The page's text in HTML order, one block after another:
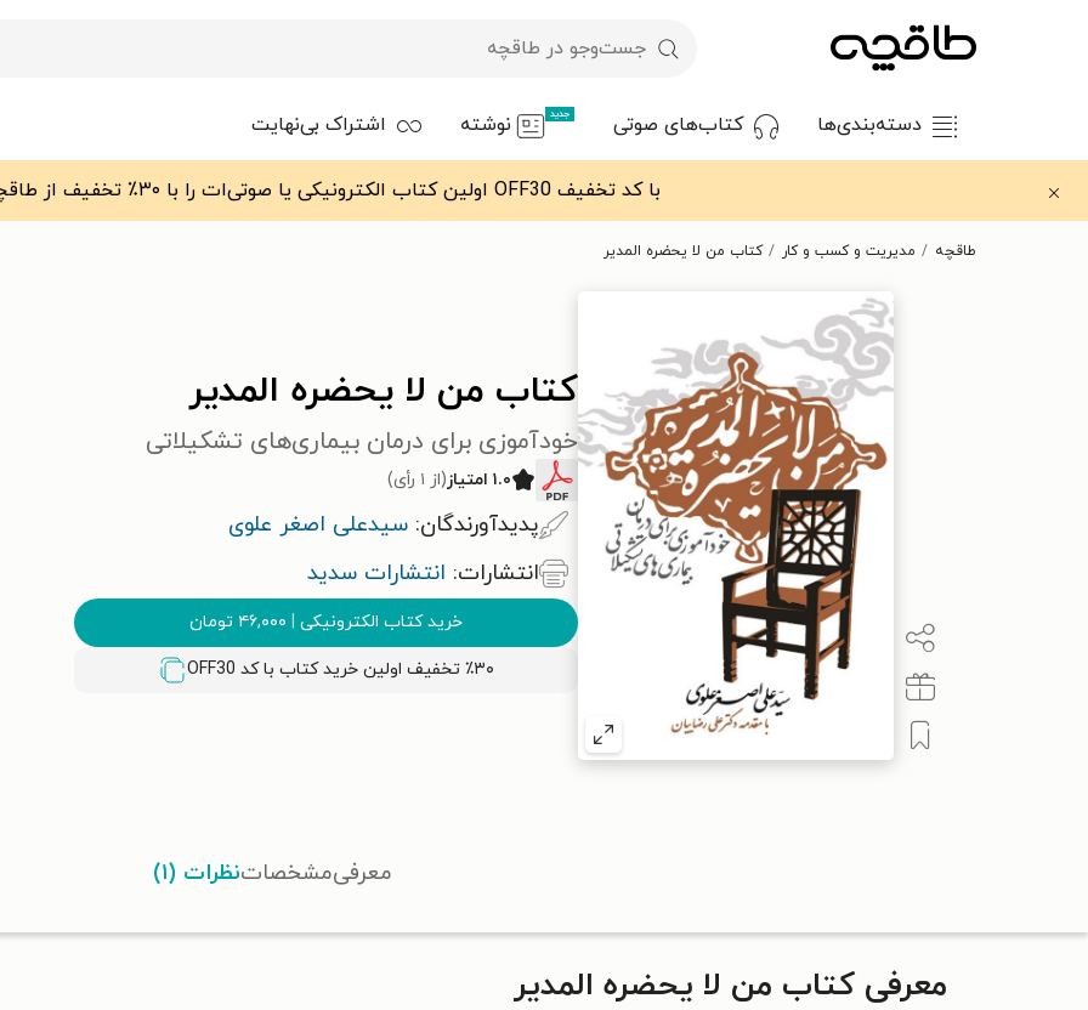
دسته‌بندی‌ها کتاب‌های صوتی جدید نوشته اشتراک بی‌نهایت
با کد تخفیف OFF30 اولین کتاب الکترونیکی یا صوتی‌ات را با ۳۰٪ تخفیف از طاقچه دریافت کن.
طاقچه مدیریت و کسب و کار کتاب من لا یحضره المدیر
کتاب من لا یحضره المدیر
خودآموزی برای درمان بیماری‌های تشکیلاتی
۱.۰ امتیاز (از ۱ رأی)
پدیدآورندگان: سیدعلی اصغر علوی
انتشارات: انتشارات سدید
خرید کتاب الکترونیکی | ۴۶,۰۰۰ تومان
٪۳۰ تخفیف اولین خرید کتاب با کد OFF30
معرفیمشخصاتنظرات (۱)
معرفی کتاب من لا یحضره المدیر